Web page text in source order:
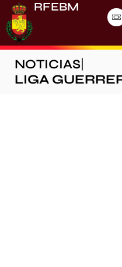
RFEBM
NOTICIAS
LIGA